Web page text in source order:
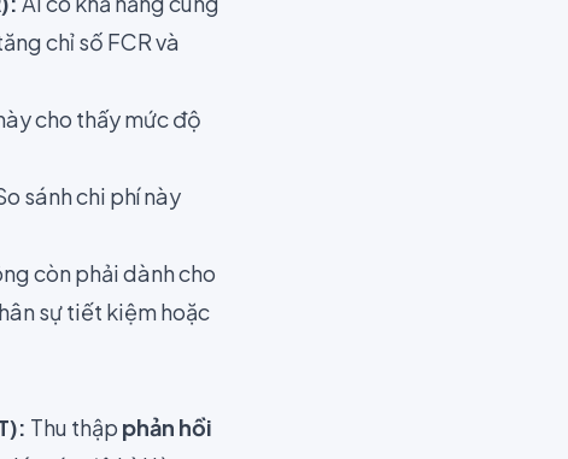
chỉ số FCR và
cho thấy mức độ
sánh chi phí này
còn phải dành cho
sự tiết kiệm hoặc
: Thu thập phản hồi